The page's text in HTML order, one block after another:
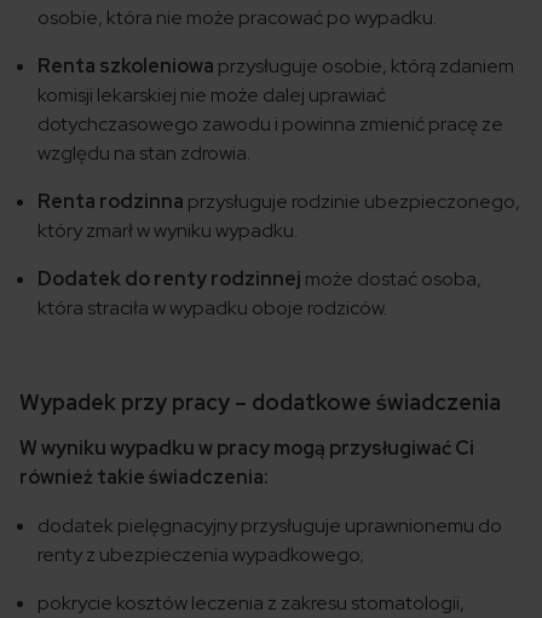
osobie, która nie może pracować po wypadku.
Renta szkoleniowa przysługuje osobie, którą zdaniem
komisji lekarskiej nie może dalej uprawiać
dotychczasowego zawodu i powinna zmienić pracę ze
względu na stan zdrowia.
Renta rodzinna przysługuje rodzinie ubezpieczonego,
który zmarł w wyniku wypadku.
Dodatek do renty rodzinnej może dostać osoba,
która straciła w wypadku oboje rodziców.
Wypadek przy pracy – dodatkowe świadczenia
W wyniku wypadku w pracy mogą przysługiwać Ci
również takie świadczenia:
dodatek pielęgnacyjny przysługuje uprawnionemu do
renty z ubezpieczenia wypadkowego;
pokrycie kosztów leczenia z zakresu stomatologii,